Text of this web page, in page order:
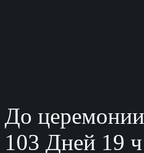
До
103 Дней 19